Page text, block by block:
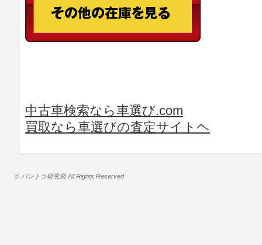
中古車検索なら車選び.com
買取なら車選びの査定サイトヘ
© バントラ研究所 All Rights Reserved